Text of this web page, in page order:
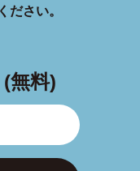
ださい。
無料)